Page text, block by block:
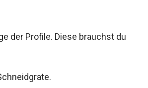
der Profile. Diese brauchst du